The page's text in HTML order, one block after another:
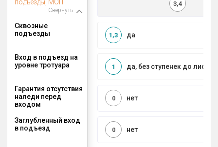
подъезды, МОП
Свернуть
3,4
Сквозные
подъезды
да
1,3
Вход в подъезд на
уровне тротуара
да, без ступенек до лифта
1
Гарантия отсутствия
наледи перед
входом
нет
0
Заглубленный вход
в подъезд
нет
0